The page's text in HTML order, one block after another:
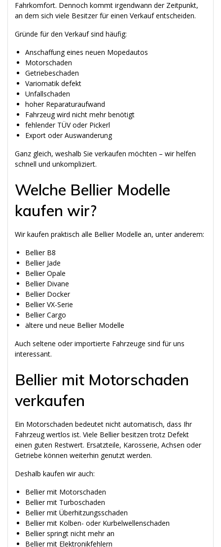
Fahrkomfort. Dennoch kommt irgendwann der Zeitpunkt,
an dem sich viele Besitzer für einen Verkauf entscheiden.
Gründe für den Verkauf sind häufig:
Anschaffung eines neuen Mopedautos
Motorschaden
Getriebeschaden
Variomatik defekt
Unfallschaden
hoher Reparaturaufwand
Fahrzeug wird nicht mehr benötigt
fehlender TÜV oder Pickerl
Export oder Auswanderung
Ganz gleich, weshalb Sie verkaufen möchten – wir helfen
schnell und unkompliziert.
Welche Bellier Modelle
kaufen wir?
Wir kaufen praktisch alle Bellier Modelle an, unter anderem:
Bellier B8
Bellier Jade
Bellier Opale
Bellier Divane
Bellier Docker
Bellier VX-Serie
Bellier Cargo
ältere und neue Bellier Modelle
Auch seltene oder importierte Fahrzeuge sind für uns
interessant.
Bellier mit Motorschaden
verkaufen
Ein Motorschaden bedeutet nicht automatisch, dass Ihr
Fahrzeug wertlos ist. Viele Bellier besitzen trotz Defekt
einen guten Restwert. Ersatzteile, Karosserie, Achsen oder
Getriebe können weiterhin genutzt werden.
Deshalb kaufen wir auch:
Bellier mit Motorschaden
Bellier mit Turboschaden
Bellier mit Überhitzungsschaden
Bellier mit Kolben- oder Kurbelwellenschaden
Bellier springt nicht mehr an
Bellier mit Elektronikfehlern